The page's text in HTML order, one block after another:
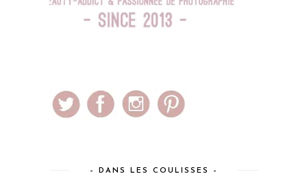
– DANS LES COULISSES –